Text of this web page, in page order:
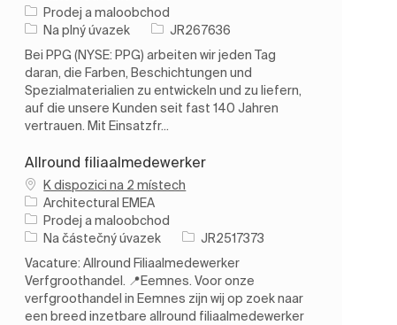
Kategorie
Prodej a maloobchod
Typ úlohy
Na plný úvazek ID úlohy
JR267636
Bei PPG (NYSE: PPG) arbeiten wir jeden Tag
daran, die Farben, Beschichtungen und
Spezialmaterialien zu entwickeln und zu liefern,
auf die unsere Kunden seit fast 140 Jahren
vertrauen. Mit Einsatzfr...
Allround filiaalmedewerker
K dispozici na 2 místech
Architectural EMEA
Kategorie
Prodej a maloobchod
Typ úlohy
Na částečný úvazek ID úlohy
JR2517373
Vacature: Allround Filiaalmedewerker
Verfgroothandel. 📍Eemnes. Voor onze
verfgroothandel in Eemnes zijn wij op zoek naar
een breed inzetbare allround filiaalmedewerker